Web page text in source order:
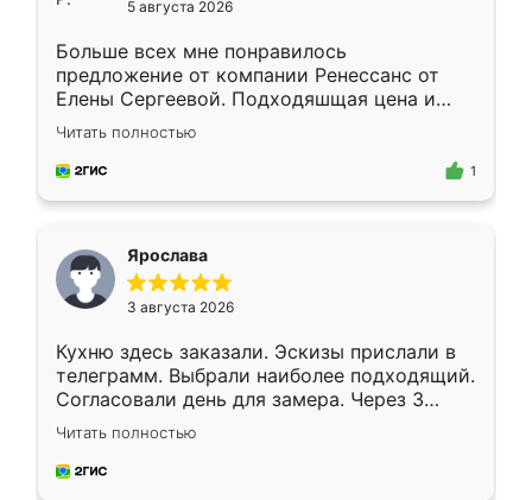
5 августа 2026
Больше всех мне понравилось
предложение от компании Ренессанс от
Елены Сергеевой. Подходяшщая цена и
короткие сроки изготовления. Приехавший
для замера сотрудник Владислав
предложил по моему эскизу самый
Читать полностью
1
Ярослава
3 августа 2026
Кухню здесь заказали. Эскизы прислали в
телеграмм. Выбрали наиболее подходящий.
Согласовали день для замера. Через 3
недели кухня была уже готова. Остались
довольны работой. Спасибо Ренессанс
мебель за качественную работу!
Читать полностью